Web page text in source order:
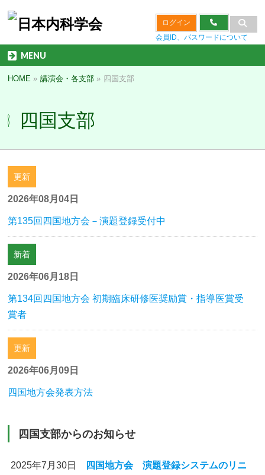
ログイン
会員ID、パスワードについて
MENU
HOME » 講演会・各支部 » 四国支部
四国支部
更新
2026年08月04日
第135回四国地方会－演題登録受付中
新着
2026年06月18日
第134回四国地方会 初期臨床研修医奨励賞・指導医賞受
賞者
更新
2026年06月09日
四国地方会発表方法
四国支部からのお知らせ
2025年7月30日
四国地方会 演題登録システムのリニ